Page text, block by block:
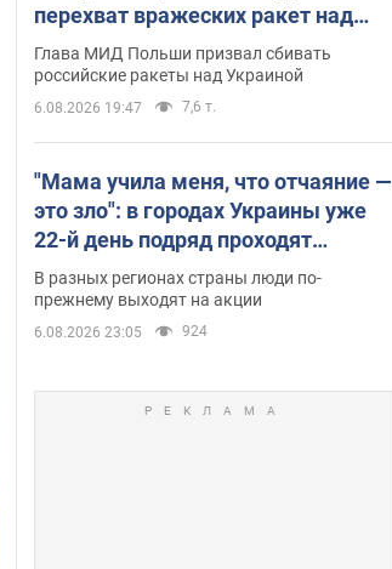
перехват вражеских ракет над
Украиной
Глава МИД Польши призвал сбивать
российские ракеты над Украиной
6.08.2026 19:47 7,6 т.
"Мама учила меня, что отчаяние —
это зло": в городах Украины уже
22-й день подряд проходят
массовые митинги за
возвращение Федорова. Фото и
видео
В разных регионах страны люди по-
прежнему выходят на акции
6.08.2026 23:05 924